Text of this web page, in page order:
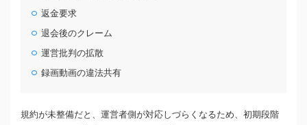
返金要求
退会後のクレーム
運営批判の拡散
録画動画の違法共有
規約が未整備だと、運営者側が対応しづらくなるため、初期段階